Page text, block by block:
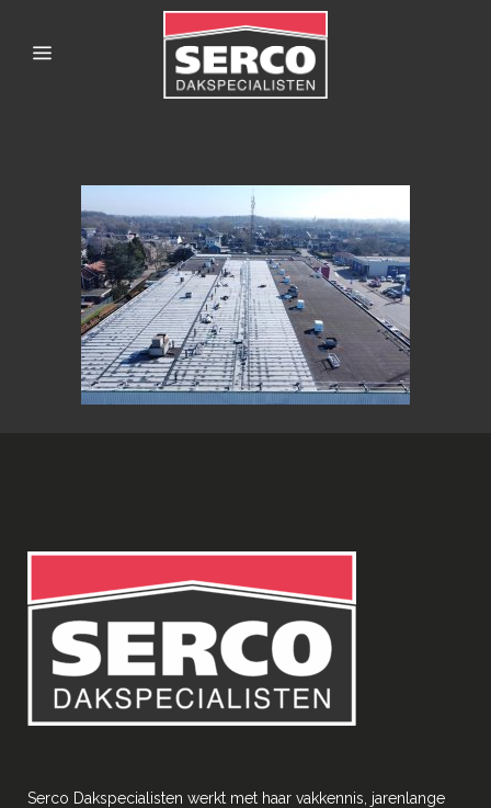
SPIE-WIJHE_2
Serco Dakspecialisten werkt met haar vakkennis, jarenlange